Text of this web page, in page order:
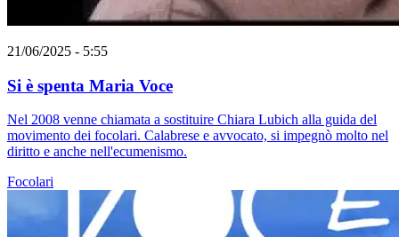
21/06/2025 - 5:55
Si è spenta Maria Voce
Nel 2008 venne chiamata a sostituire Chiara Lubich alla guida del
movimento dei focolari. Calabrese e avvocato, si impegnò molto nel
diritto e anche nell'ecumenismo.
Focolari